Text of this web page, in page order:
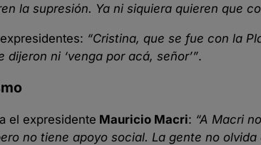
la supresión. Ya ni siquiera quieren que
“Cristina, que se fue con la
ni ‘venga por acá, señor’”.
el expresidente Mauricio Macri: “A Macri
no tiene apoyo social. La gente no